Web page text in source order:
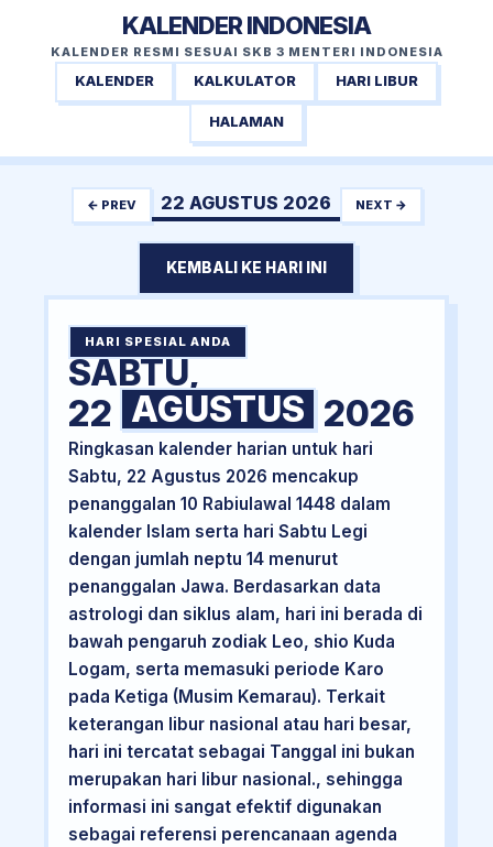
KALENDER INDONESIA
KALENDER RESMI SESUAI SKB 3 MENTERI INDONESIA
KALENDER KALKULATOR HARI LIBUR
HALAMAN
← PREV 22 AGUSTUS 2026 NEXT →
KEMBALI KE HARI INI
HARI SPESIAL ANDA
SABTU,
22 AGUSTUS 2026
Ringkasan kalender harian untuk hari
Sabtu, 22 Agustus 2026 mencakup
penanggalan 10 Rabiulawal 1448 dalam
kalender Islam serta hari Sabtu Legi
dengan jumlah neptu 14 menurut
penanggalan Jawa. Berdasarkan data
astrologi dan siklus alam, hari ini berada di
bawah pengaruh zodiak Leo, shio Kuda
Logam, serta memasuki periode Karo
pada Ketiga (Musim Kemarau). Terkait
keterangan libur nasional atau hari besar,
hari ini tercatat sebagai Tanggal ini bukan
merupakan hari libur nasional., sehingga
informasi ini sangat efektif digunakan
sebagai referensi perencanaan agenda